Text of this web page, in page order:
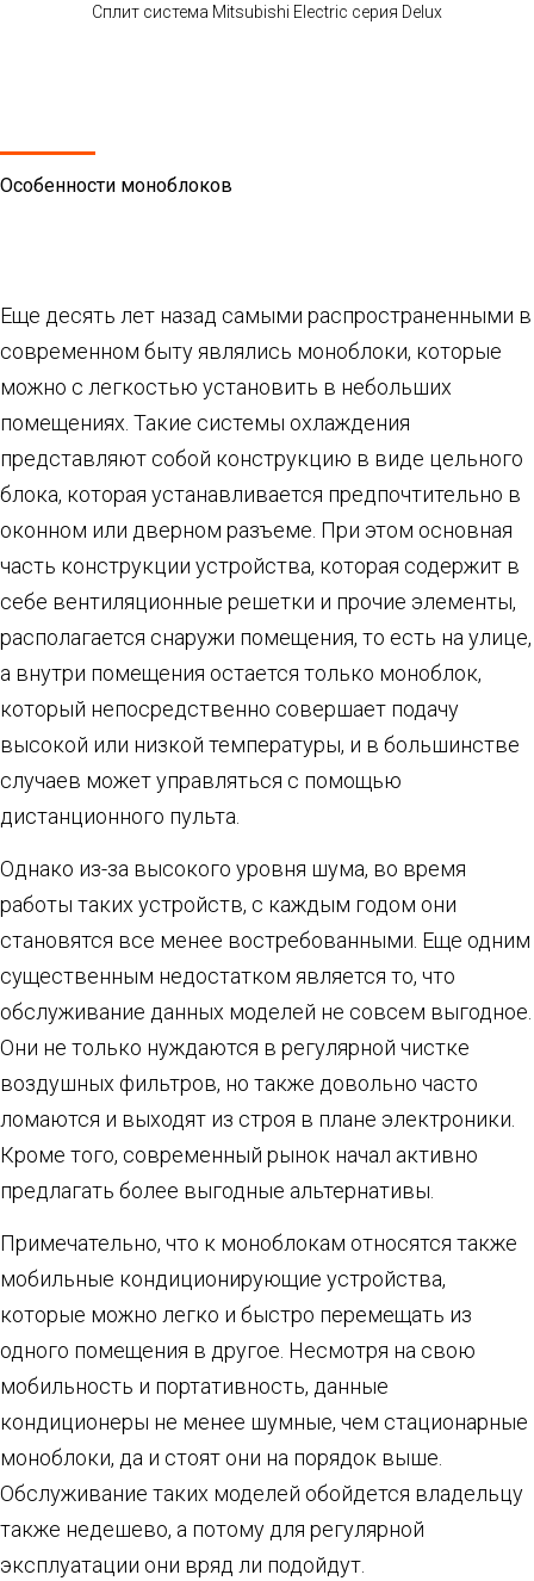
Сплит система Mitsubishi Electric cерия Delux
Особенности моноблоков
Еще десять лет назад самыми распространенными в
современном быту являлись моноблоки, которые
можно с легкостью установить в небольших
помещениях. Такие системы охлаждения
представляют собой конструкцию в виде цельного
блока, которая устанавливается предпочтительно в
оконном или дверном разъеме. При этом основная
часть конструкции устройства, которая содержит в
себе вентиляционные решетки и прочие элементы,
располагается снаружи помещения, то есть на улице,
а внутри помещения остается только моноблок,
который непосредственно совершает подачу
высокой или низкой температуры, и в большинстве
случаев может управляться с помощью
дистанционного пульта.
Однако из-за высокого уровня шума, во время
работы таких устройств, с каждым годом они
становятся все менее востребованными. Еще одним
существенным недостатком является то, что
обслуживание данных моделей не совсем выгодное.
Они не только нуждаются в регулярной чистке
воздушных фильтров, но также довольно часто
ломаются и выходят из строя в плане электроники.
Кроме того, современный рынок начал активно
предлагать более выгодные альтернативы.
Примечательно, что к моноблокам относятся также
мобильные кондиционирующие устройства,
которые можно легко и быстро перемещать из
одного помещения в другое. Несмотря на свою
мобильность и портативность, данные
кондиционеры не менее шумные, чем стационарные
моноблоки, да и стоят они на порядок выше.
Обслуживание таких моделей обойдется владельцу
также недешево, а потому для регулярной
эксплуатации они вряд ли подойдут.